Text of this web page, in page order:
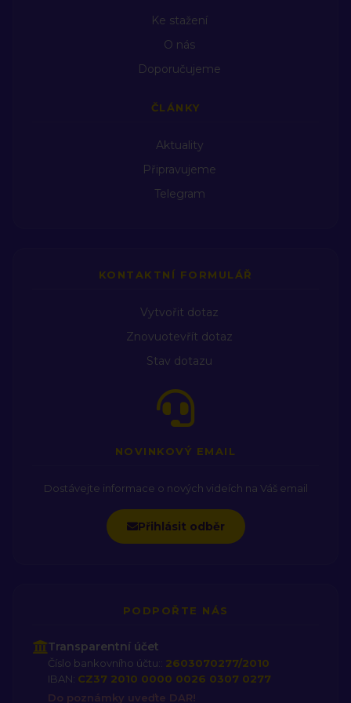
https://podcasts.apple.com/cz/podcast/svobodn%C3%A1-
https://open.spotify.com/show/1xvg28trnUAGwXWhfmW5Gz
Ke stažení
O nás
Doporučujeme
ČLÁNKY
Aktuality
Připravujeme
Telegram
KONTAKTNÍ FORMULÁŘ
Vytvořit dotaz
Znovuotevřít dotaz
Stav dotazu
NOVINKOVÝ EMAIL
Dostávejte informace o nových videích na Váš email
Přihlásit odběr
PODPOŘTE NÁS
Transparentní účet
Číslo bankovního účtu:: 2603070277/2010
IBAN: CZ37 2010 0000 0026 0307 0277
Do poznámky uveďte DAR!